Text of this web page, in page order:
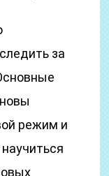
за
режим и